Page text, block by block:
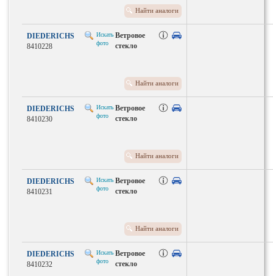
Найти аналоги
DIEDERICHS
8410228
Искать
фото
Ветровое
стекло
Найти аналоги
DIEDERICHS
8410230
Искать
фото
Ветровое
стекло
Найти аналоги
DIEDERICHS
8410231
Искать
фото
Ветровое
стекло
Найти аналоги
DIEDERICHS
8410232
Искать
фото
Ветровое
стекло